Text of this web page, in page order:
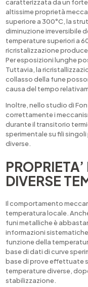
caratterizzata da un
altissime proprietà
superiore a 300°C, la
diminuzione irreversibile
temperature superiori a
ricristalizzazione
Per esposizioni lunghe
Tuttavia, la
collasso della fune
causa del tempo
Inoltre, nello studio di
correttamente i
durante il transitorio
sperimentale su fili
diverse.
DIVERSE
Il comportamento
temperatura locale.
funi metalliche è
informazioni
funzione della
base di dati di curve
base di prove effettuate
temperature diverse,
stabilizzazione.